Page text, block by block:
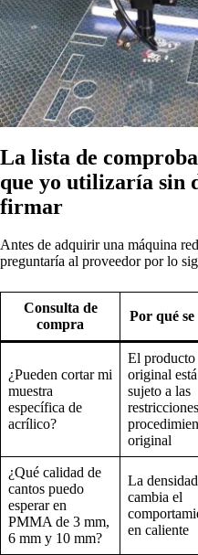
La lista de
que yo utilizaría sin
firmar
Antes de adquirir una máquina
preguntaría al proveedor por lo
Consulta de
compra
Por qué se
¿Pueden cortar mi
muestra
específica de
acrílico?
El producto
original está
sujeto a las
original
¿Qué calidad de
cantos puedo
esperar en
PMMA de 3 mm,
6 mm y 10 mm?
La densidad
cambia el
en caliente